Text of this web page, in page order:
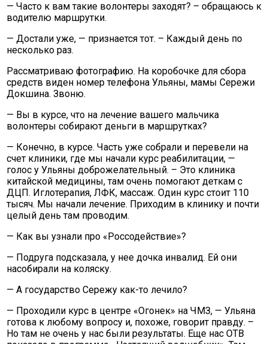
— Часто к вам такие волонтеры заходят? – обращаюсь к
водителю маршрутки.
— Достали уже, — признается тот. – Каждый день по
несколько раз.
Рассматриваю фотографию. На коробочке для сбора
средств виден номер телефона Ульяны, мамы Сережи
Докшина. Звоню.
— Вы в курсе, что на лечение вашего мальчика
волонтеры собирают деньги в маршрутках?
— Конечно, в курсе. Часть уже собрали и перевели на
счет клиники, где мы начали курс реабилитации, —
голос у Ульяны доброжелательный. – Это клиника
китайской медицины, там очень помогают деткам с
ДЦП. Иглотерапия, ЛФК, массаж. Один курс стоит 110
тысяч. Мы начали лечение. Приходим в клинику и почти
целый день там проводим.
— Как вы узнали про «Россодействие»?
— Подруга подсказала, у нее дочка инвалид. Ей они
насобирали на коляску.
— А государство Сережу как-то лечило?
— Проходили курс в центре «Огонек» на ЧМЗ, — Ульяна
готова к любому вопросу и, похоже, говорит правду. –
Но там не очень у нас были результаты. Еще нас ОТВ